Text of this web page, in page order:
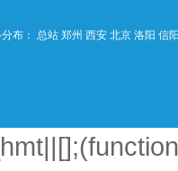
布： 总站 郑州 西安 北京 洛阳 信